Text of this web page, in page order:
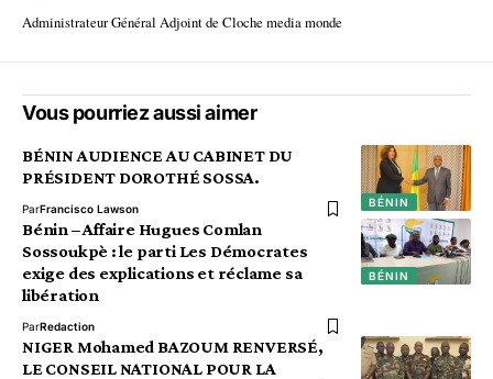
Administrateur Général Adjoint de Cloche media monde
Vous pourriez aussi aimer
BÉNIN
BÉNIN AUDIENCE AU CABINET DU
PRÉSIDENT DOROTHÉ SOSSA.
ParFrancisco Lawson
BÉNIN
Bénin – Affaire Hugues Comlan
Sossoukpè : le parti Les Démocrates
exige des explications et réclame sa
libération
ParRedaction
NIGER Mohamed BAZOUM RENVERSÉ,
LE CONSEIL NATIONAL POUR LA